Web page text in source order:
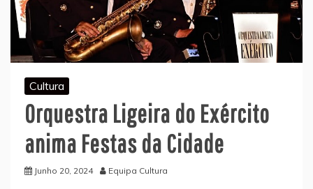
Cultura
Orquestra Ligeira do Exército
anima Festas da Cidade
Junho 20, 2024 Equipa Cultura